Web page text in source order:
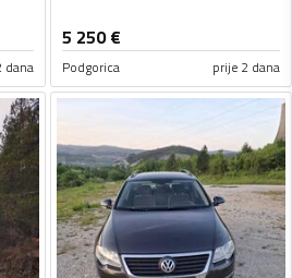
dana
5 250€
Podgorica prije 2 dana